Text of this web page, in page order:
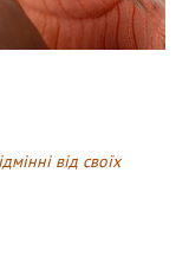
від своїх